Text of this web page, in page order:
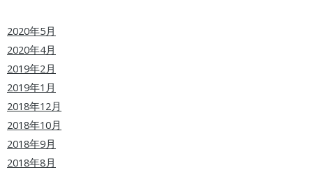
2020年5月
2020年4月
2019年2月
2019年1月
2018年12月
2018年10月
2018年9月
2018年8月